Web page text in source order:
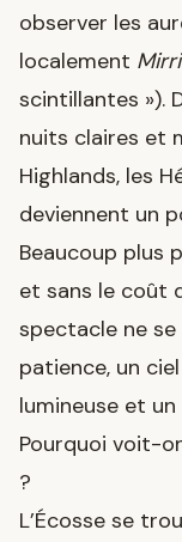
observer les
localement
scintillantes »).
nuits claires et
Highlands, les
deviennent un
Beaucoup plus
et sans le coût
spectacle ne
patience, un
lumineuse et
Pourquoi voit-
?
L’Écosse se